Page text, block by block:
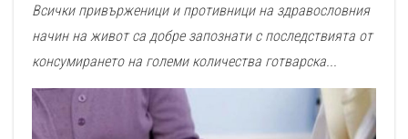
Всички привърженици и противници на здравословния
начин на живот са добре запознати с последствията от
консумирането на големи количества готварска...